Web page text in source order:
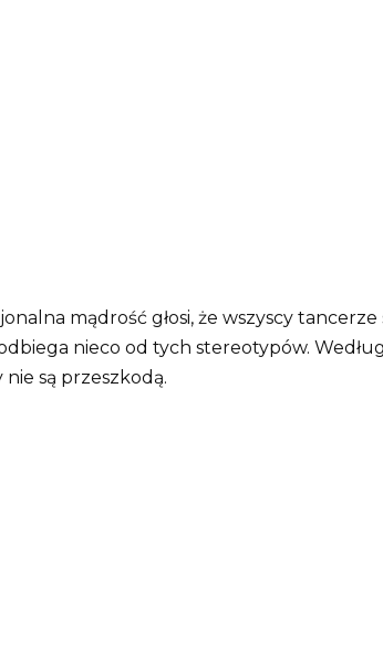
mądrość głosi, że wszyscy
nieco od tych stereotypów.
nie są przeszkodą.